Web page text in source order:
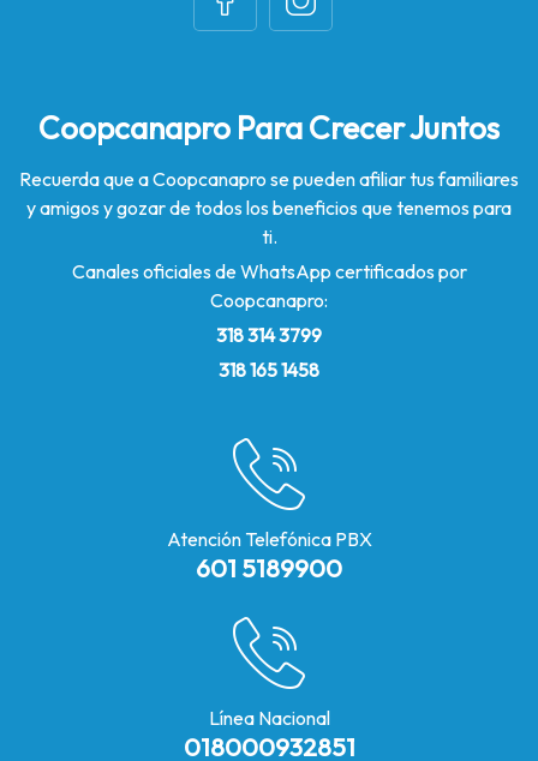
Coopcanapro Para Crecer Juntos
Recuerda que a Coopcanapro se pueden afiliar tus familiares
y amigos y gozar de todos los beneficios que tenemos para
ti.
Canales oficiales de WhatsApp certificados por
Coopcanapro:
318 314 3799
318 165 1458
Atención Telefónica PBX
601 5189900
Línea Nacional
018000932851